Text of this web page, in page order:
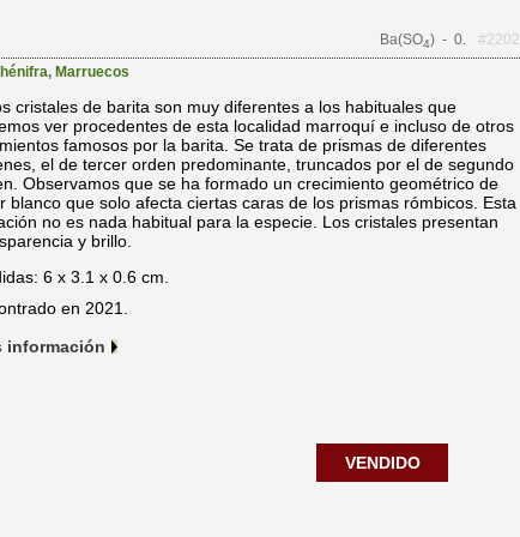
Ba(SO4) - 0.
#2202
, Marruecos
cristales de barita son muy diferentes a los habituales que
ver procedentes de esta localidad marroquí e incluso de otros
famosos por la barita. Se trata de prismas de diferentes
el de tercer orden predominante, truncados por el de segundo
Observamos que se ha formado un crecimiento geométrico de
blanco que solo afecta ciertas caras de los prismas rómbicos. Esta
no es nada habitual para la especie. Los cristales presentan
y brillo.
6 x 3.1 x 0.6 cm.
en 2021.
información
VENDIDO